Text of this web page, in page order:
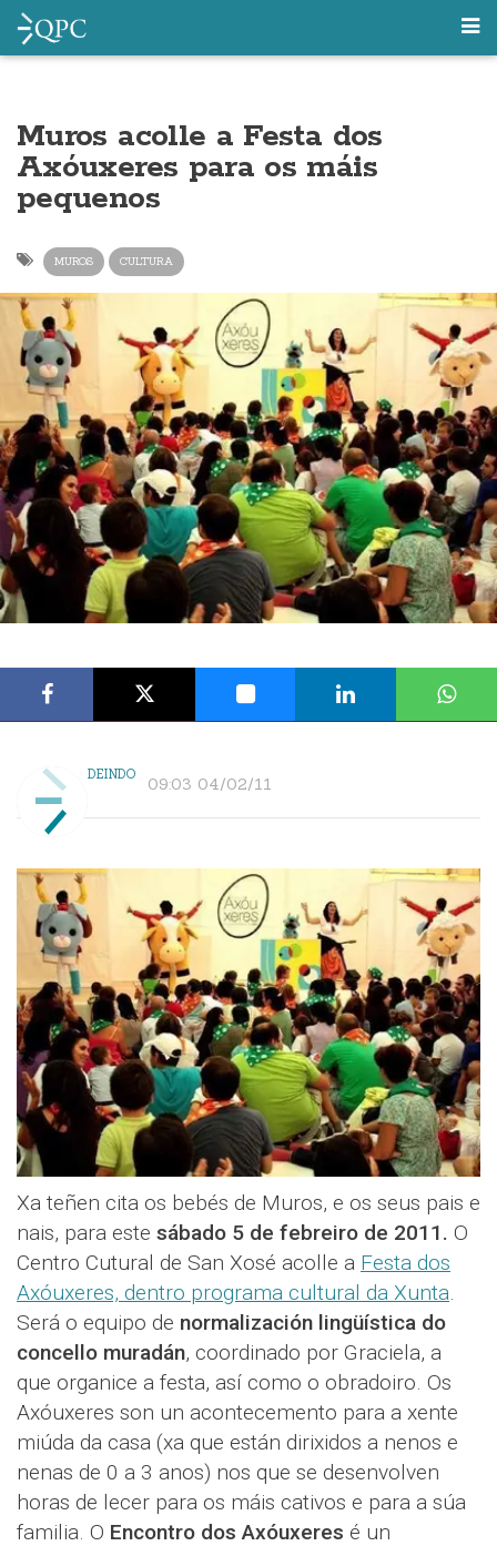
Muros acolle a Festa dos
Axóuxeres para os máis
pequenos
MUROS CULTURA
DEINDO 09:03 04/02/11
Xa teñen cita os bebés de Muros, e os seus pais e
nais, para este sábado 5 de febreiro de 2011. O
Centro Cutural de San Xosé acolle a Festa dos
Axóuxeres, dentro programa cultural da Xunta.
Será o equipo de normalización lingüística do
concello muradán, coordinado por Graciela, a
que organice a festa, así como o obradoiro. Os
Axóuxeres son un acontecemento para a xente
miúda da casa (xa que están dirixidos a nenos e
nenas de 0 a 3 anos) nos que se desenvolven
horas de lecer para os máis cativos e para a súa
familia. O Encontro dos Axóuxeres é un